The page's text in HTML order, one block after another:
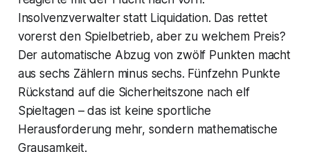
Insolvenzverwalter statt Liquidation. Das rettet
vorerst den Spielbetrieb, aber zu welchem Preis?
Der automatische Abzug von zwölf Punkten macht
aus sechs Zählern minus sechs. Fünfzehn Punkte
Rückstand auf die Sicherheitszone nach elf
Spieltagen – das ist keine sportliche
Herausforderung mehr, sondern mathematische
Grausamkeit.